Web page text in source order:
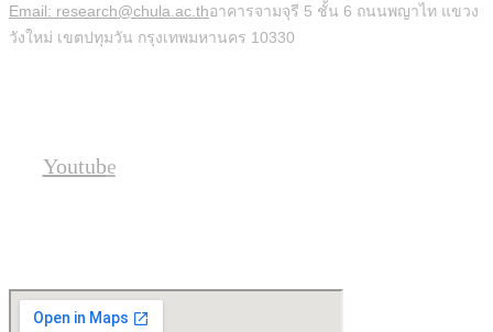
Email: research@chula.ac.thอาคารจามจุรี 5 ชั้น 6 ถนนพญาไท แขวง
วังใหม่ เขตปทุมวัน กรุงเทพมหานคร 10330
Youtube